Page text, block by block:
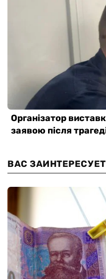
ВАС ЗАИНТЕРЕСУЕТ